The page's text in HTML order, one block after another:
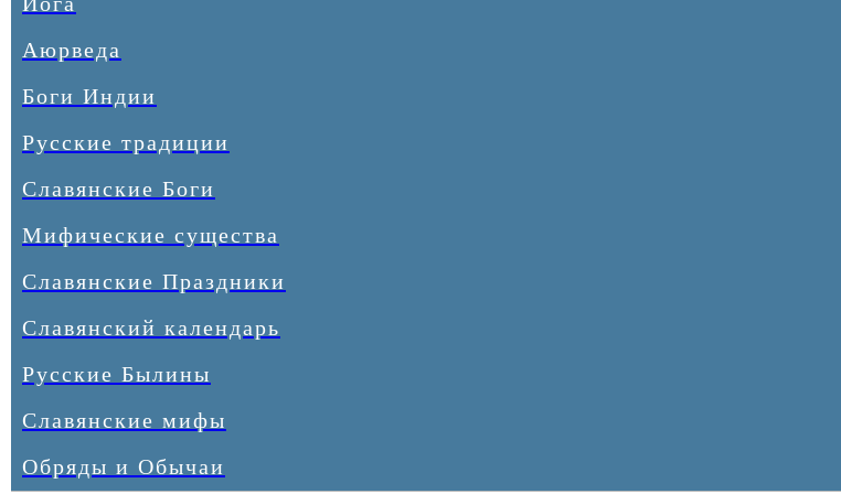
Аюрведа
Боги Индии
Русские традиции
Славянские Боги
Мифические существа
Славянские Праздники
Славянский календарь
Русские Былины
Славянские мифы
Обряды и Обычаи